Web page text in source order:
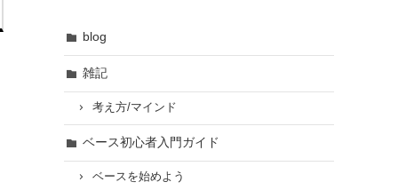
blog
雑記
考え方/マインド
ベース初心者入門ガイド
ベースを始めよう